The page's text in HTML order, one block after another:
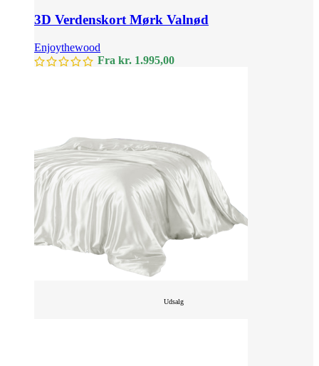
3D Verdenskort Mørk Valnød
Enjoythewood
Fra kr. 1.995,00
Udsalg